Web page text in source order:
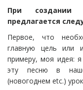
При создании
предлагается
Первое, что
главную цель или
примеру, моя идея:
эту песню в
(новогоднем etc.)